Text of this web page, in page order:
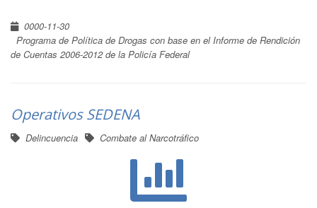
0000-11-30
Programa de Política de Drogas con base en el Informe de Rendición
de Cuentas 2006-2012 de la Policía Federal
Operativos SEDENA
Delincuencia Combate al Narcotráfico